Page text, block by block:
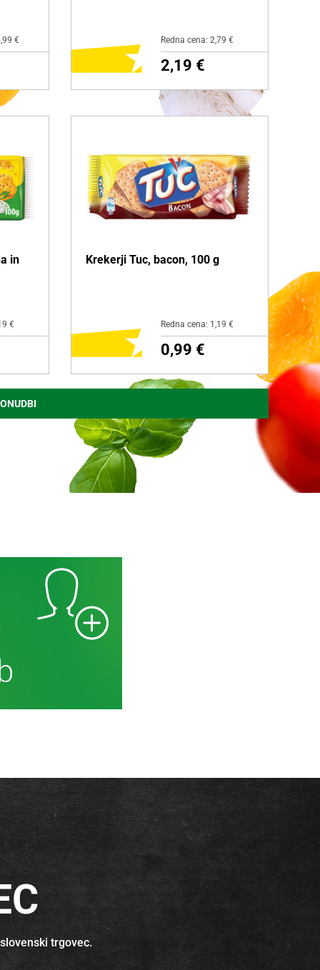
€
DODAJ NA NAKUPOVALNI
LISTEK
Več o izdelku
2,19 €
Redna cena: 2,79 €
in
€
DODAJ NA NAKUPOVALNI
LISTEK
Več o izdelku
Krekerji Tuc, bacon, 100 g
0,99 €
Redna cena: 1,19 €
trgovec.